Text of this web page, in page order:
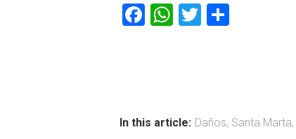
F
ok
W
p
T
tir
In this article: Daños, Santa Marta,